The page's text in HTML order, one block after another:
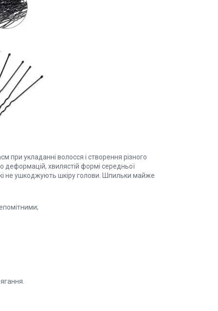
при укладанні волосся і створення різного
деформацій, хвилястій формі середньої
не ушкоджують шкіру голови. Шпильки майже